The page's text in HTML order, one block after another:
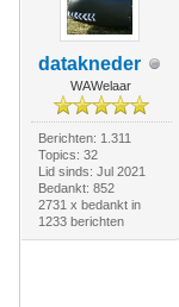
datakneder
WAWelaar
Berichten: 1.311
Topics: 32
Lid sinds: Jul 2021
Bedankt: 852
2731 x bedankt in
1233 berichten